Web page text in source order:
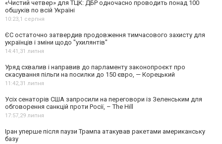
«Чистий четвер» для ТЦК: ДБР одночасно проводить понад 100
обшуків по всій Україні
10:23,1 серпня
ЄС остаточно затвердив продовження тимчасового захисту для
українців і зміни щодо "ухилянтів"
14:41,31 липня
Уряд схвалив і направив до парламенту законопроєкт про
скасування пільги на посилки до 150 євро, — Корецький
11:42,31 липня
Усіх сенаторів США запросили на переговори із Зеленським для
обговорення санкцій проти Росії, – The Hill
17:57,29 липня
Іран уперше після паузи Трампа атакував ракетами американську
базу